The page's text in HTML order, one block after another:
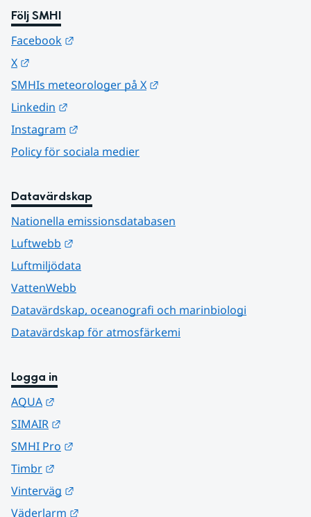
Följ SMHI
Facebook
X
SMHIs meteorologer på X
Linkedin
Instagram
Policy för sociala medier
Datavärdskap
Nationella emissionsdatabasen
Luftwebb
Luftmiljödata
VattenWebb
Datavärdskap, oceanografi och marinbiologi
Datavärdskap för atmosfärkemi
Logga in
AQUA
SIMAIR
SMHI Pro
Timbr
Vinterväg
Väderlarm